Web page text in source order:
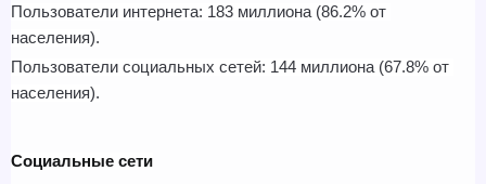
Пользователи интернета: 183 миллиона (86.2% от
населения).
Пользователи социальных сетей: 144 миллиона (67.8% от
населения).
Социальные сети